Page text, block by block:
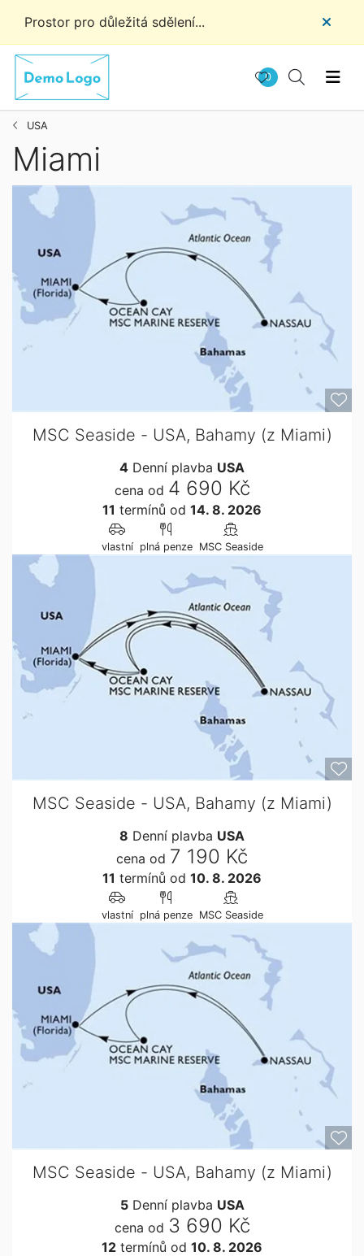
Prostor pro důležitá sdělení...
0
USA
Miami
MSC Seaside - USA, Bahamy (z Miami)
4 Denní plavba USA
cena od 4 690 Kč
11 termínů od 14. 8. 2026
vlastní plná penze MSC Seaside
MSC Seaside - USA, Bahamy (z Miami)
8 Denní plavba USA
cena od 7 190 Kč
11 termínů od 10. 8. 2026
vlastní plná penze MSC Seaside
MSC Seaside - USA, Bahamy (z Miami)
5Denní plavba USA
cena od 3 690 Kč
12 termínů od 10. 8. 2026